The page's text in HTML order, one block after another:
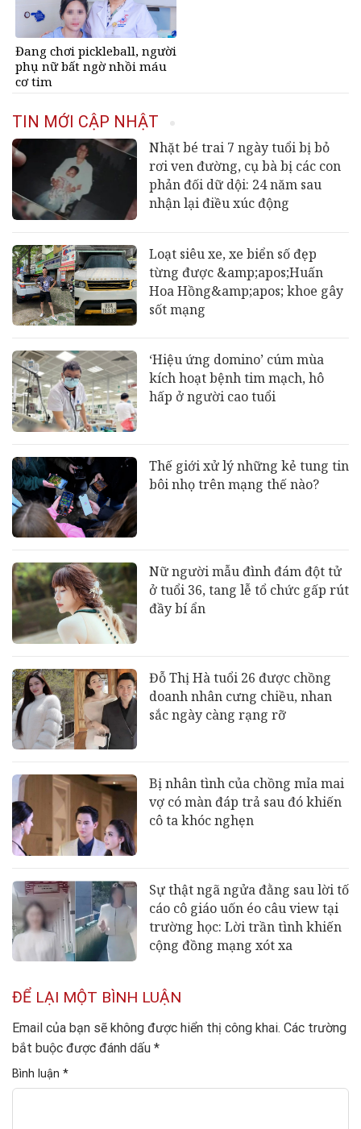
Đang chơi pickleball, người
phụ nữ bất ngờ nhồi máu
cơ tim
TIN MỚI CẬP NHẬT
Nhặt bé trai 7 ngày tuổi bị bỏ
rơi ven đường, cụ bà bị các con
phản đối dữ dội: 24 năm sau
nhận lại điều xúc động
Loạt siêu xe, xe biển số đẹp
từng được &amp;apos;Huấn
Hoa Hồng&amp;apos; khoe gây
sốt mạng
‘Hiệu ứng domino’ cúm mùa
kích hoạt bệnh tim mạch, hô
hấp ở người cao tuổi
Thế giới xử lý những kẻ tung tin
bôi nhọ trên mạng thế nào?
Nữ người mẫu đình đám đột tử
ở tuổi 36, tang lễ tổ chức gấp rút
đầy bí ẩn
Đỗ Thị Hà tuổi 26 được chồng
doanh nhân cưng chiều, nhan
sắc ngày càng rạng rỡ
Bị nhân tình của chồng mỉa mai
vợ có màn đáp trả sau đó khiến
cô ta khóc nghẹn
Sự thật ngã ngửa đằng sau lời tố
cáo cô giáo uốn éo câu view tại
trường học: Lời trần tình khiến
cộng đồng mạng xót xa
ĐỂ LẠI MỘT BÌNH LUẬN
Email của bạn sẽ không được hiển thị công khai. Các trường
bắt buộc được đánh dấu *
Bình luận *